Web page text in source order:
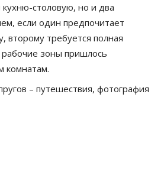
столовую, но и два
если один предпочитает
второму требуется полная
зоны пришлось
комнатам.
– путешествия, фотография